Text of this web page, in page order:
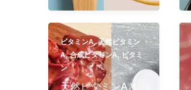
ビタミンA,天然ビタミン
A,合成ビタミンA,ビタミ
ン
天然ビタミンAと